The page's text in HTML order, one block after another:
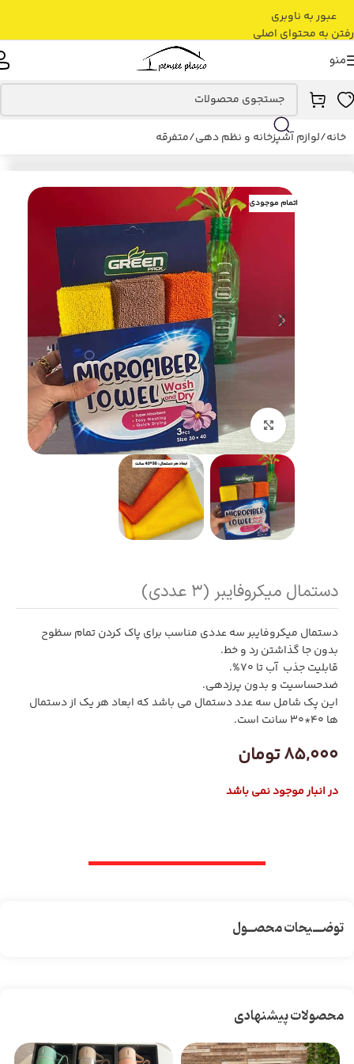
عبور به ناوبری
رفتن به محتوای اصلی
منو
خانه/لوازم آشپزخانه و نظم دهی/متفرقه
اتمام موجودی
بزرگنمایی تصویر
دستمال میکروفایبر (۳ عددی)
دستمال میکروفایبر سه عددی مناسب برای پاک کردن تمام سظوح
بدون جا گذاشتن رد و خط.
قابلیت جذب آب تا 70%.
ضدحساسیت و بدون پرزدهی.
این پک شامل سه عدد دستمال می باشد که ابعاد هر یک از دستمال
ها 40*30 سانت است.
85,000تومان
در انبار موجود نمی باشد
توضـــیحات محصــول
محصولات پیشنهادی